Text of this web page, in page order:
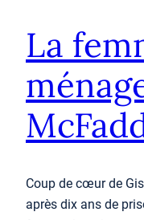
La
Coup de cœur de
après dix ans de